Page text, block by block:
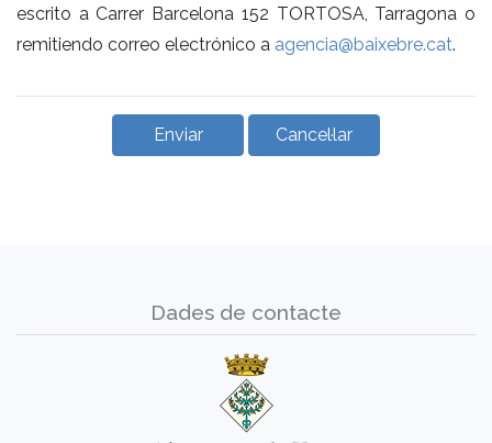
escrito a Carrer Barcelona 152 TORTOSA, Tarragona o
remitiendo correo electrónico a agencia@baixebre.cat.
Dades de contacte